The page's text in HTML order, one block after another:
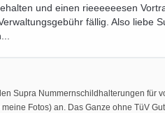
und einen rieeeeeesen
fällig. Also liebe
Supra Nummernschildhalterungen für
Fotos) an. Das Ganze ohne TüV